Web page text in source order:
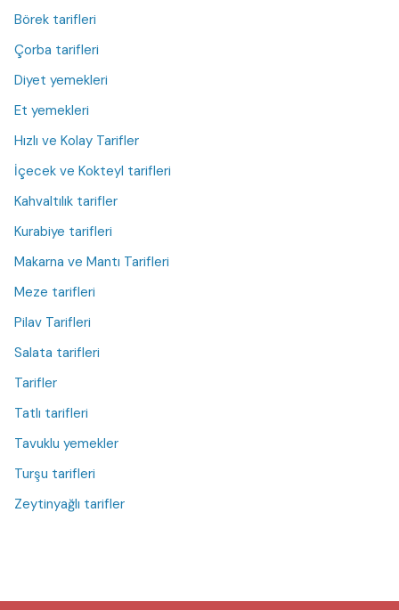
Börek tarifleri
Çorba tarifleri
Diyet yemekleri
Et yemekleri
Hızlı ve Kolay Tarifler
İçecek ve Kokteyl tarifleri
Kahvaltılık tarifler
Kurabiye tarifleri
Makarna ve Mantı Tarifleri
Meze tarifleri
Pilav Tarifleri
Salata tarifleri
Tarifler
Tatlı tarifleri
Tavuklu yemekler
Turşu tarifleri
Zeytinyağlı tarifler